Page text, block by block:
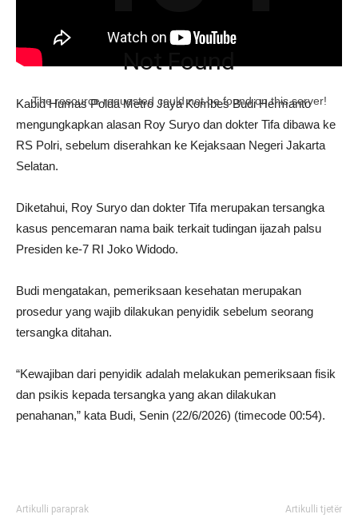
Kabid Humas Polda Metro Jaya Kombes Budi Hermanto
mengungkapkan alasan Roy Suryo dan dokter Tifa dibawa ke
RS Polri, sebelum diserahkan ke Kejaksaan Negeri Jakarta
Selatan.
Diketahui, Roy Suryo dan dokter Tifa merupakan tersangka
kasus pencemaran nama baik terkait tudingan ijazah palsu
Presiden ke-7 RI Joko Widodo.
Budi mengatakan, pemeriksaan kesehatan merupakan
prosedur yang wajib dilakukan penyidik sebelum seorang
tersangka ditahan.
“Kewajiban dari penyidik adalah melakukan pemeriksaan fisik
dan psikis kepada tersangka yang akan dilakukan
penahanan,” kata Budi, Senin (22/6/2026) (timecode 00:54).
Artikulli paraprak Artikulli tjetër
Not Found
The resource requested could not be found on this server!